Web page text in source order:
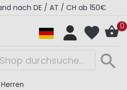
nach DE / AT / CH ab 150€
0
Herren